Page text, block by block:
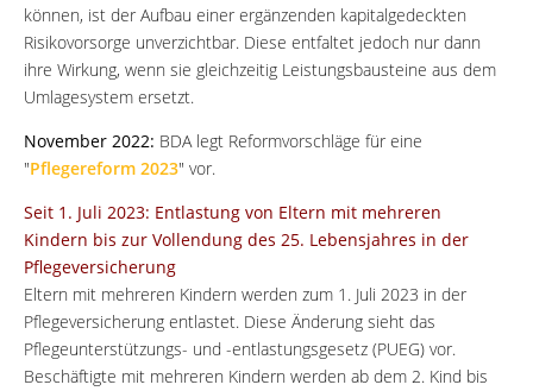
können, ist der Aufbau einer ergänzenden kapitalgedeckten
Risikovorsorge unverzichtbar. Diese entfaltet jedoch nur dann
ihre Wirkung, wenn sie gleichzeitig Leistungsbausteine aus dem
Umlagesystem ersetzt.
November 2022: BDA legt Reformvorschläge für eine
"Pflegereform 2023" vor.
Seit 1. Juli 2023: Entlastung von Eltern mit mehreren
Kindern bis zur Vollendung des 25. Lebensjahres in der
Pflegeversicherung
Eltern mit mehreren Kindern werden zum 1. Juli 2023 in der
Pflegeversicherung entlastet. Diese Änderung sieht das
Pflegeunterstützungs- und -entlastungsgesetz (PUEG) vor.
Beschäftigte mit mehreren Kindern werden ab dem 2. Kind bis